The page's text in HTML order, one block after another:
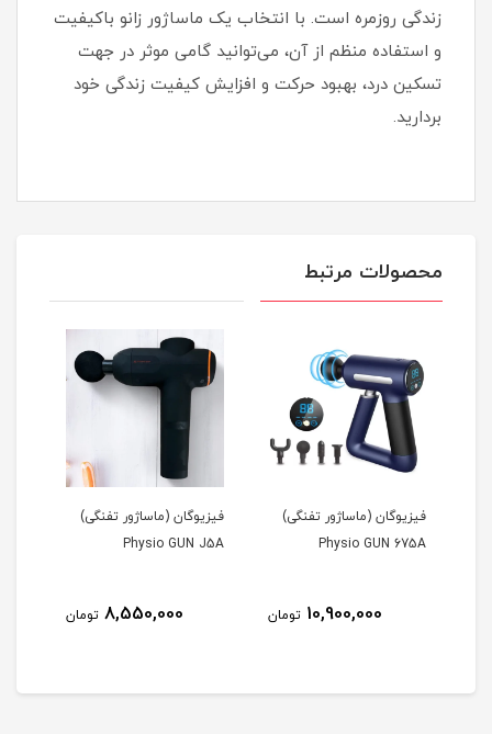
زندگی روزمره است. با انتخاب یک ماساژور زانو باکیفیت
و استفاده منظم از آن، می‌توانید گامی موثر در جهت
تسکین درد، بهبود حرکت و افزایش کیفیت زندگی خود
بردارید.
محصولات مرتبط
فیزیوگان (ماساژور تفنگی)
Physio GUN 675A
10,900,000 تومان
فیزیوگان (ماساژور تفنگی)
Physio GUN J5A
8,550,000 تومان